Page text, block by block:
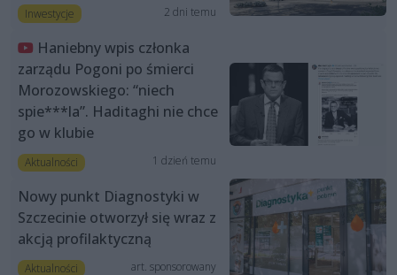
Inwestycje 2 dni temu
Haniebny wpis członka
zarządu Pogoni po śmierci
Morozowskiego: “niech
spie***la”. Haditaghi nie chce
go w klubie
Aktualności 1 dzień temu
Nowy punkt Diagnostyki w
Szczecinie otworzył się wraz z
akcją profilaktyczną
Aktualności art. sponsorowany